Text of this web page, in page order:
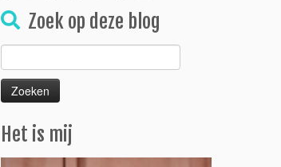
Zoek op deze blog
Zoeken
naar:
Het is mij